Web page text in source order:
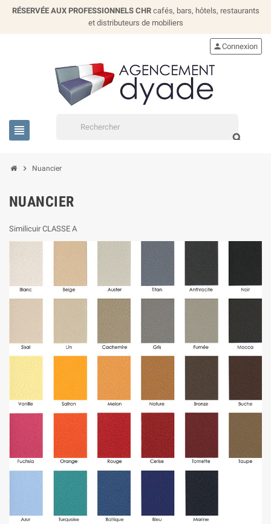
RÉSERVÉE AUX PROFESSIONNELS CHRcafés, bars, hôtels, restaurants
et distributeurs de mobiliers
view_headline
search
personConnexion
chevron_right Nuancier
NUANCIER
Similicuir CLASSE A